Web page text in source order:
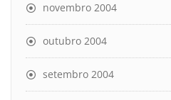
novembro 2004
outubro 2004
setembro 2004